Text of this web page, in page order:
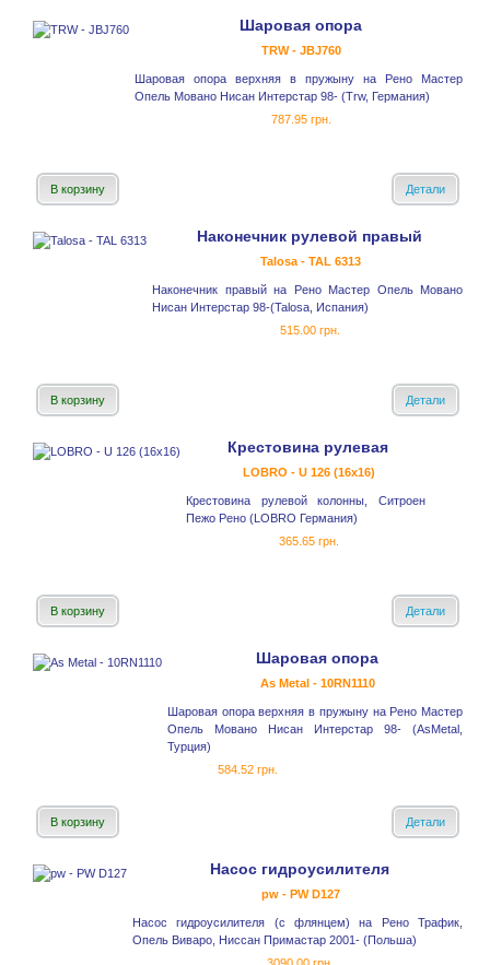
Шаровая опора
TRW - JBJ760
Шаровая опора верхняя в пружыну на Рено Мастер
Опель Мовано Нисан Интерстар 98- (Trw, Германия)
787.95 грн.
В корзину Детали
Наконечник рулевой правый
Talosa - TAL 6313
Наконечник правый на Рено Мастер Опель Мовано
Нисан Интерстар 98-(Talosa, Испания)
515.00 грн.
В корзину Детали
Крестовина рулевая
LOBRO - U 126 (16x16)
Крестовина рулевой колонны, Ситроен
Пежо Рено (LOBRO Германия)
365.65 грн.
В корзину Детали
Шаровая опора
As Metal - 10RN1110
Шаровая опора верхняя в пружыну на Рено Мастер
Опель Мовано Нисан Интерстар 98- (AsMetal,
Турция)
584.52 грн.
В корзину Детали
Насос гидроусилителя
pw - PW D127
Насос гидроусилителя (с флянцем) на Рено Трафик,
Опель Виваро, Ниссан Примастар 2001- (Польша)